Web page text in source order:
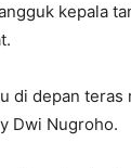
kepala
di depan
Dwi Nugroho.